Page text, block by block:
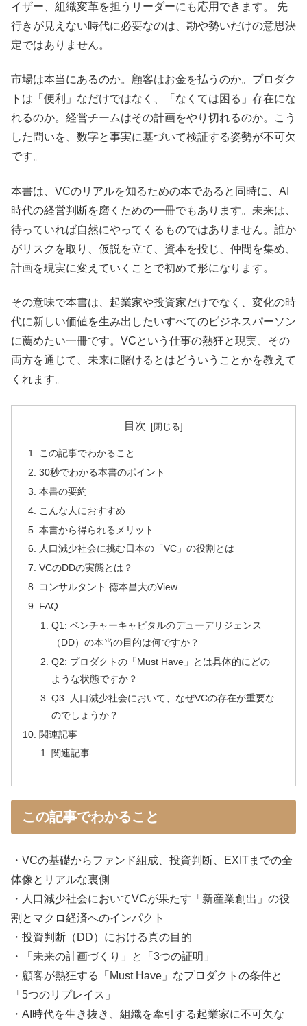
イザー、組織変革を担うリーダーにも応用できます。 先
行きが見えない時代に必要なのは、勘や勢いだけの意思決
定ではありません。
市場は本当にあるのか。顧客はお金を払うのか。プロダク
トは「便利」なだけではなく、「なくては困る」存在にな
れるのか。経営チームはその計画をやり切れるのか。こう
した問いを、数字と事実に基づいて検証する姿勢が不可欠
です。
本書は、VCのリアルを知るための本であると同時に、AI
時代の経営判断を磨くための一冊でもあります。未来は、
待っていれば自然にやってくるものではありません。誰か
がリスクを取り、仮説を立て、資本を投じ、仲間を集め、
計画を現実に変えていくことで初めて形になります。
その意味で本書は、起業家や投資家だけでなく、変化の時
代に新しい価値を生み出したいすべてのビジネスパーソン
に薦めたい一冊です。VCという仕事の熱狂と現実、その
両方を通じて、未来に賭けるとはどういうことかを教えて
くれます。
目次
この記事でわかること
30秒でわかる本書のポイント
本書の要約
こんな人におすすめ
本書から得られるメリット
人口減少社会に挑む日本の「VC」の役割とは
VCのDDの実態とは？
コンサルタント 徳本昌大のView
FAQ
Q1: ベンチャーキャピタルのデューデリジェンス
（DD）の本当の目的は何ですか？
Q2: プロダクトの「Must Have」とは具体的にどの
ような状態ですか？
Q3: 人口減少社会において、なぜVCの存在が重要な
のでしょうか？
関連記事
関連記事
この記事でわかること
・VCの基礎からファンド組成、投資判断、EXITまでの全
体像とリアルな裏側
・人口減少社会においてVCが果たす「新産業創出」の役
割とマクロ経済へのインパクト
・投資判断（DD）における真の目的
・「未来の計画づくり」と「3つの証明」
・顧客が熱狂する「Must Have」なプロダクトの条件と
「5つのリプレイス」
・AI時代を生き抜き、組織を牽引する起業家に不可欠な